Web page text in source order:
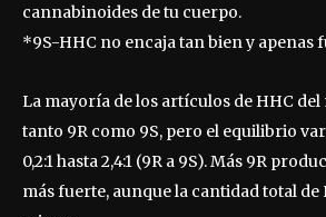
cannabinoides de tu cuerpo.
*9S-HHC no encaja tan bien y apenas
La mayoría de los artículos de HHC
tanto 9R como 9S, pero el equilibrio
0,2:1 hasta 2,4:1 (9R a 9S). Más 9R
más fuerte, aunque la cantidad total de